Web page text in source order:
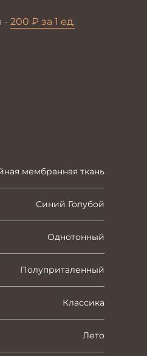
- 200 ₽ за 1 ед.
мембранная ткань
Синий Голубой
Однотонный
Полуприталенный
Классика
Лето